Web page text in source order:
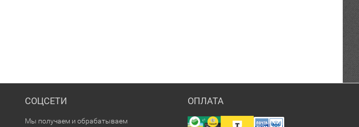
СОЦСЕТИ
Мы получаем и обрабатываем
ОПЛАТА